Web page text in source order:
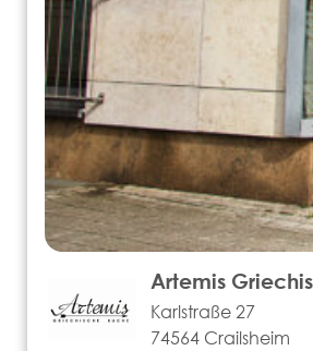
Artemis
Karlstraße 27
74564 Crailsheim